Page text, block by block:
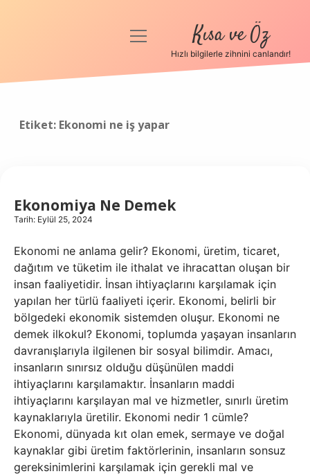
Anasayfa
menüyü
Kısa ve Öz
Hızlı bilgilerle zihnini canlandır!
Etiket: Ekonomi ne iş yapar
Ekonomiya Ne Demek
Tarih: Eylül 25, 2024
Ekonomi ne anlama gelir? Ekonomi, üretim, ticaret,
dağıtım ve tüketim ile ithalat ve ihracattan oluşan bir
insan faaliyetidir. İnsan ihtiyaçlarını karşılamak için
yapılan her türlü faaliyeti içerir. Ekonomi, belirli bir
bölgedeki ekonomik sistemden oluşur. Ekonomi ne
demek ilkokul? Ekonomi, toplumda yaşayan insanların
davranışlarıyla ilgilenen bir sosyal bilimdir. Amacı,
insanların sınırsız olduğu düşünülen maddi
ihtiyaçlarını karşılamaktır. İnsanların maddi
ihtiyaçlarını karşılayan mal ve hizmetler, sınırlı üretim
kaynaklarıyla üretilir. Ekonomi nedir 1 cümle?
Ekonomi, dünyada kıt olan emek, sermaye ve doğal
kaynaklar gibi üretim faktörlerinin, insanların sonsuz
gereksinimlerini karşılamak için gerekli mal ve